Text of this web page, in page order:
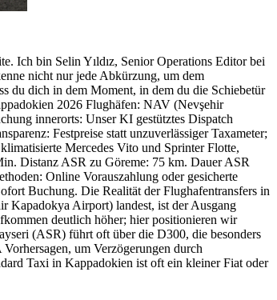
Ich bin Selin Yıldız, Senior Operations Editor bei
nicht nur jede Abkürzung, um dem
du dich in dem Moment, in dem du die Schiebetür
2026 Flughäfen: NAV (Nevşehir
innerorts: Unser KI gestütztes Dispatch
Festpreise statt unzuverlässiger Taxameter;
Mercedes Vito und Sprinter Flotte,
Distanz ASR zu Göreme: 75 km. Dauer ASR
Online Vorauszahlung oder gesicherte
Buchung. Die Realität der Flughafentransfers in
Kapadokya Airport) landest, ist der Ausgang
deutlich höher; hier positionieren wir
(ASR) führt oft über die D300, die besonders
um Verzögerungen durch
Taxi in Kappadokien ist oft ein kleiner Fiat oder